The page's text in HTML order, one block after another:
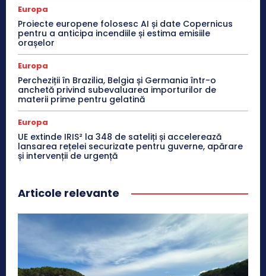
Europa
Proiecte europene folosesc AI și date Copernicus
pentru a anticipa incendiile și estima emisiile
orașelor
Europa
Percheziții în Brazilia, Belgia și Germania într-o
anchetă privind subevaluarea importurilor de
materii prime pentru gelatină
Europa
UE extinde IRIS² la 348 de sateliți și accelerează
lansarea rețelei securizate pentru guverne, apărare
și intervenții de urgență
Articole relevante